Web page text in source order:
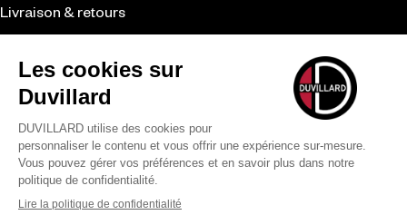
Livraison & retours
CGV
Revendeurs
Duvillard
La marque
Le savoir-faire
Nos engagements
Moyens de paiement